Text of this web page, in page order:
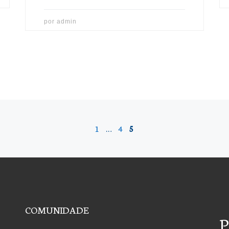
por admin
1 … 4 5
COMUNIDADE